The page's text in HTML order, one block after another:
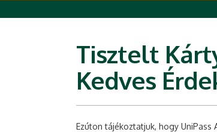
Tisztelt
Kedves
Ezúton tájékoztatjuk, hogy